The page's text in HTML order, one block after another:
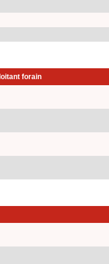
forain